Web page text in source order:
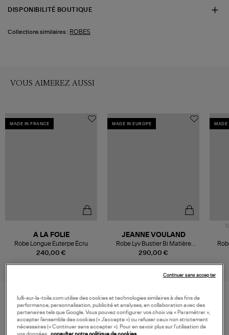
DISPONIBILITÉ BOUTIQUE
Collections similaires : ROBES
VOUS AIMEREZ AUSSI
MADE IN FRANCE
240,00 €
A LA FOLIE
Robe Longue Euterpe Écru
MADE IN EUROPE
290,00 €
JEANNE VOULAND
Robe Lyv Bustier Bi Matière
Sable
MADE
VOS DERNIERS PRODUITS VUS
lulli-sur-la-toile.com utilise des cookies et technologies similaires à des fins de
performance, personnalisation, publicité et analyses, en collaboration avec des
partenaires tels que Google. Vous pouvez configurer vos choix via « Paramétrer »,
accepter l’ensemble des cookies (« J’accepte ») ou refuser ceux non strictement
nécessaires (« Continuer sans accepter »). Pour en savoir plus sur l’utilisation de
Continuer sans accepter